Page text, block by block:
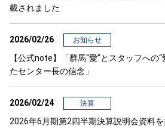
載されました
2026/02/26 お知らせ
【公式note】「群馬“愛”とスタッフへの
たセンター長の信念」
2026/02/24 決算
2026年6月期第2四半期決算説明会資料